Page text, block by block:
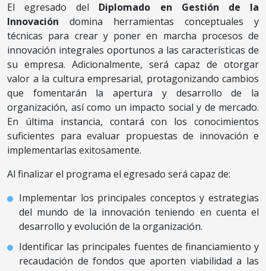
El egresado del Diplomado en Gestión de la
Innovación domina herramientas conceptuales y
técnicas para crear y poner en marcha procesos de
innovación integrales oportunos a las características de
su empresa. Adicionalmente, será capaz de otorgar
valor a la cultura empresarial, protagonizando cambios
que fomentarán la apertura y desarrollo de la
organización, así como un impacto social y de mercado.
En última instancia, contará con los conocimientos
suficientes para evaluar propuestas de innovación e
implementarlas exitosamente.
Al finalizar el programa el egresado será capaz de:
Implementar los principales conceptos y estrategias
del mundo de la innovación teniendo en cuenta el
desarrollo y evolución de la organización.
Identificar las principales fuentes de financiamiento y
recaudación de fondos que aporten viabilidad a las